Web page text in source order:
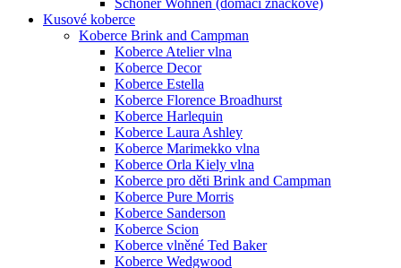
Kusové koberce
Koberce Brink and Campman
Koberce Atelier vlna
Koberce Decor
Koberce Estella
Koberce Florence Broadhurst
Koberce Harlequin
Koberce Laura Ashley
Koberce Marimekko vlna
Koberce Orla Kiely vlna
Koberce pro děti Brink and Campman
Koberce Pure Morris
Koberce Sanderson
Koberce Scion
Koberce vlněné Ted Baker
Koberce Wedgwood